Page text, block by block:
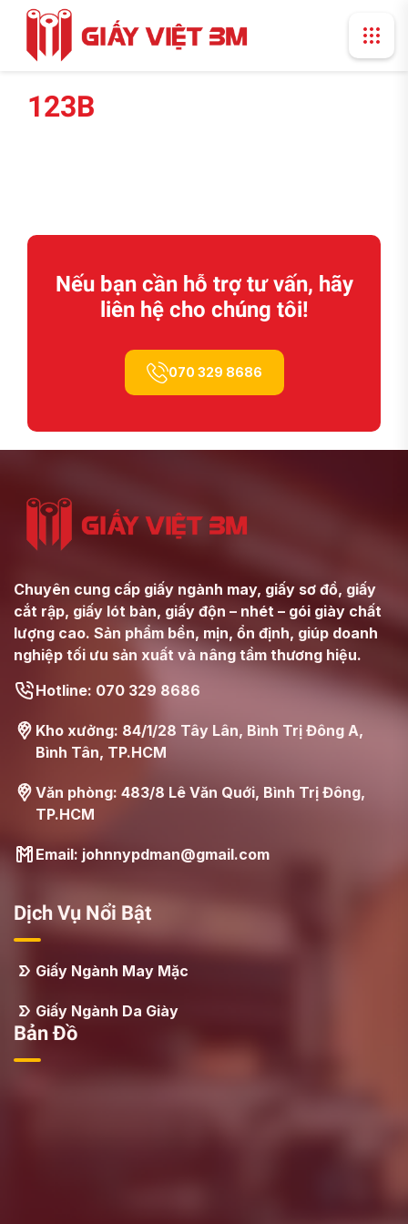
123B
Nếu bạn cần hỗ trợ tư vấn, hãy
liên hệ cho chúng tôi!
070 329 8686
Chuyên cung cấp giấy ngành may, giấy sơ đồ, giấy
cắt rập, giấy lót bàn, giấy độn – nhét – gói giày chất
lượng cao. Sản phẩm bền, mịn, ổn định, giúp doanh
nghiệp tối ưu sản xuất và nâng tầm thương hiệu.
Hotline: 070 329 8686
Kho xưởng: 84/1/28 Tây Lân, Bình Trị Đông A,
Bình Tân, TP.HCM
Văn phòng: 483/8 Lê Văn Quới, Bình Trị Đông,
TP.HCM
Email: johnnypdman@gmail.com
Dịch Vụ Nổi Bật
Giấy Ngành May Mặc
Giấy Ngành Da Giày
Bản Đồ